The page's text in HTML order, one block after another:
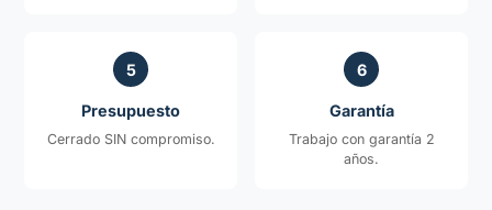
5
Presupuesto
Cerrado SIN compromiso.
6
Garantía
Trabajo con garantía 2
años.